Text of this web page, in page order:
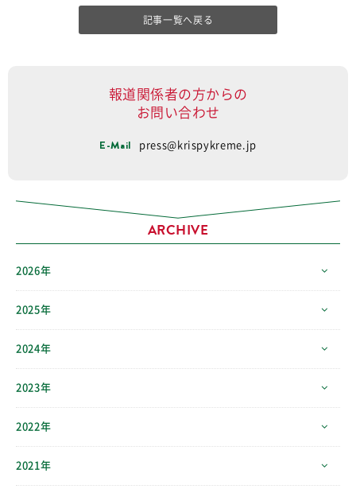
記事一覧へ戻る
報道関係者の方からの
お問い合わせ
E-Mail press@krispykreme.jp
ARCHIVE
2026年
2025年
2024年
2023年
2022年
2021年